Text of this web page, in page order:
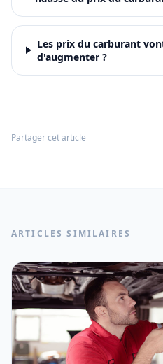
Les prix du carburant
d'augmenter ?
Partager cet article
ARTICLES SIMILAIRES